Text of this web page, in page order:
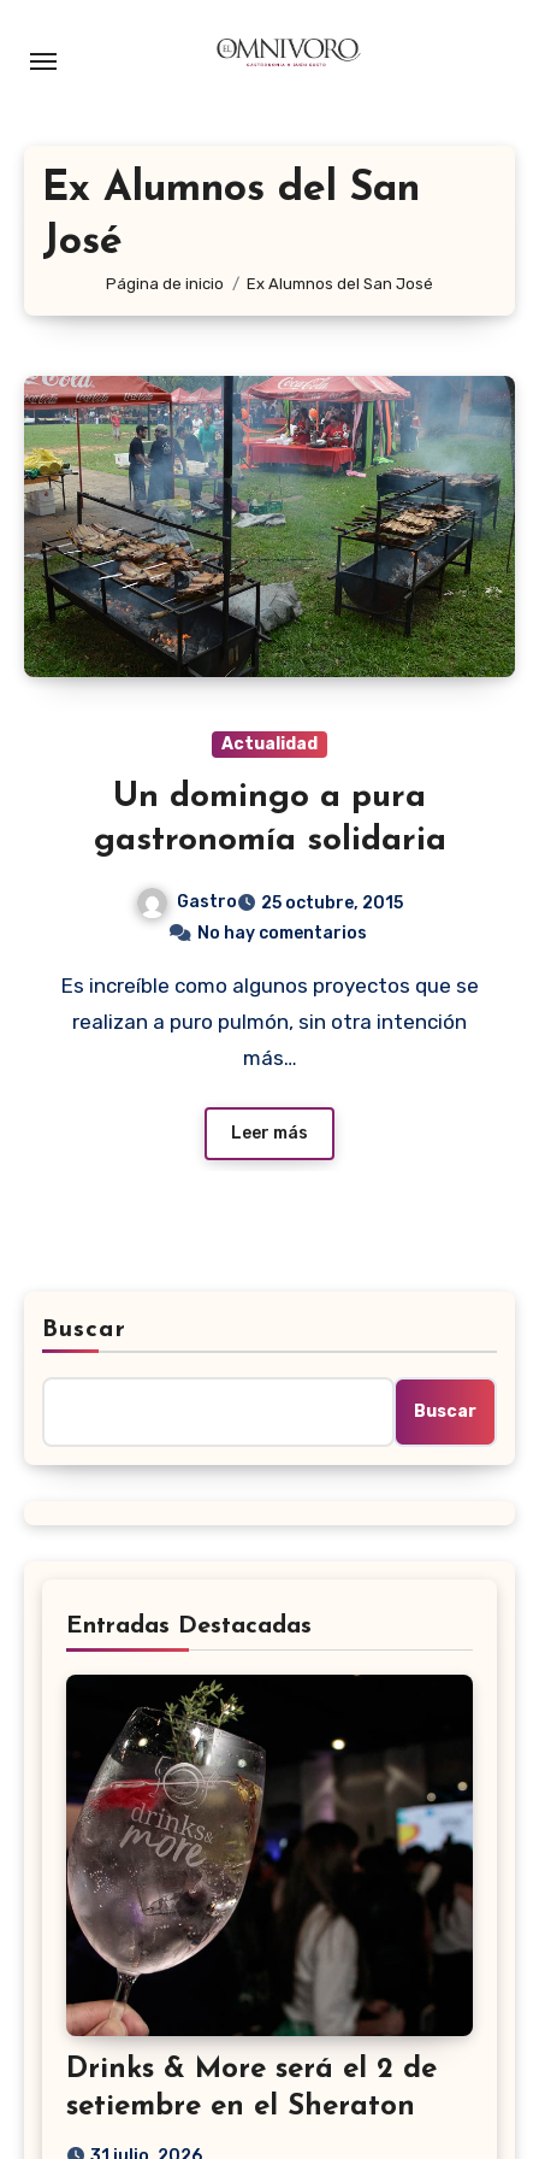
Ex Alumnos del San
José
Página de inicio Ex Alumnos del San José
Actualidad
Un domingo a pura
gastronomía solidaria
Gastro
25 octubre, 2015
No hay comentarios
Es increíble como algunos proyectos que se
realizan a puro pulmón, sin otra intención
más…
Leer más
Buscar
Buscar
Entradas Destacadas
Drinks & More será el 2 de
setiembre en el Sheraton